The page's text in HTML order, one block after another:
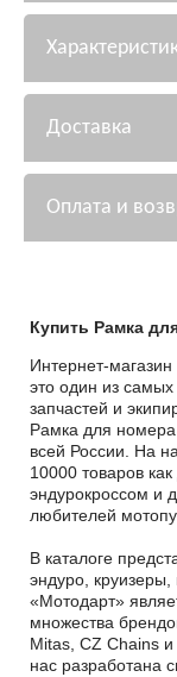
Доставка
Оплата и
Купить Рамка
Интернет-
это один из самых
запчастей и
Рамка для номера
всей России. На
10000 товаров
эндурокроссом и
любителей
В каталоге
эндуро, круизеры,
«Мотодарт»
множества
Mitas, CZ Chains и
нас разработана